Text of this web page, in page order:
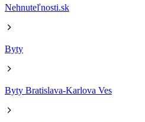
Nehnuteľnosti.sk
Byty
Byty Bratislava-Karlova Ves